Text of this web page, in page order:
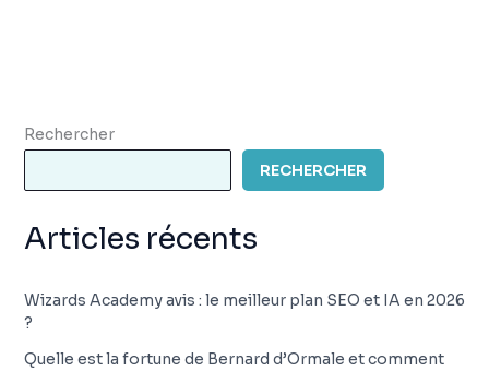
Rechercher
RECHERCHER
Articles récents
Wizards Academy avis : le meilleur plan SEO et IA en 2026
?
Quelle est la fortune de Bernard d’Ormale et comment